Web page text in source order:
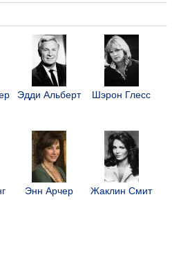
Эдди Альберт Шэрон Глесс
Энн Арчер Жаклин Смит